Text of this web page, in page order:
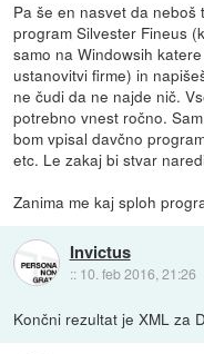
Pa še en nasvet da
program Silvester Fineus
samo na Windowsih
ustanovitvi firme) in
ne čudi da ne najde nič.
potrebno vnest ročno.
bom vpisal davčno
etc. Le zakaj bi stvar
Zanima me kaj sploh
Invictus
:: 10. feb 2016, 21:26
Končni rezultat je XML za